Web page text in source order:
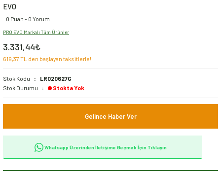
EVO
0 Puan - 0 Yorum
PRO EVO Markalı Tüm Ürünler
3.331,44₺
619,37 TL den başlayan taksitlerle!
Stok Kodu
LR020627G
Stok Durumu
Stokta Yok
Gelince Haber Ver
Whatsapp Üzerinden İletişime Geçmek İçin Tıklayın